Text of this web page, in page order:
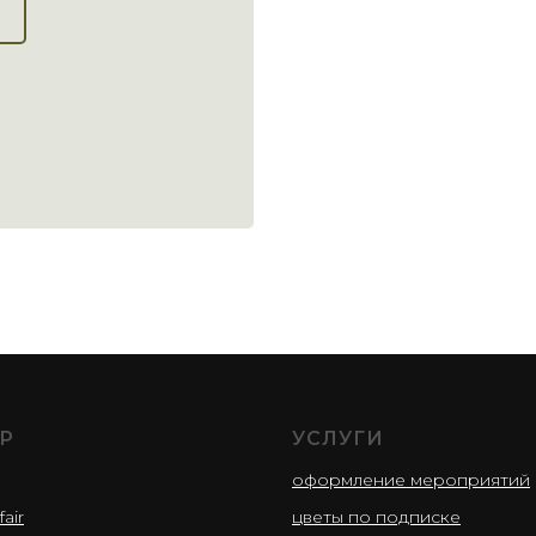
УСЛУГИ
оформление мероприятий
цветы по подписке